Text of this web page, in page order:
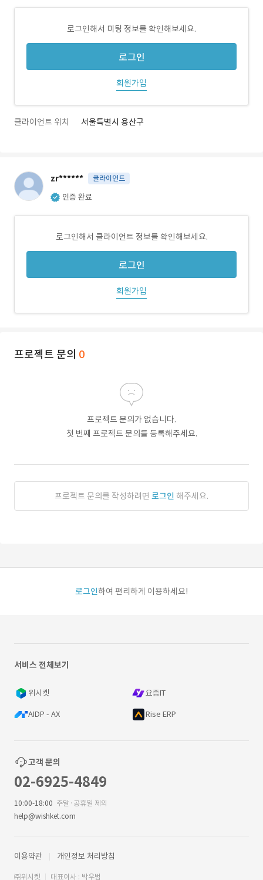
로그인해서 미팅 정보를 확인해보세요.
로그인
회원가입
클라이언트 위치 서울특별시 용산구
zr****** 클라이언트
인증 완료
로그인해서 클라이언트 정보를 확인해보세요.
로그인
회원가입
프로젝트 문의 0
프로젝트 문의가 없습니다.
첫 번째 프로젝트 문의를 등록해주세요.
프로젝트 문의를 작성하려면 로그인 해주세요.
로그인하여 편리하게 이용하세요!
서비스 전체보기
위시켓 요즘IT
AIDP - AX Rise ERP
고객 문의
02-6925-4849
10:00-18:00 주말·공휴일 제외
help@wishket.com
이용약관 개인정보 처리방침
㈜위시켓 대표이사 : 박우범